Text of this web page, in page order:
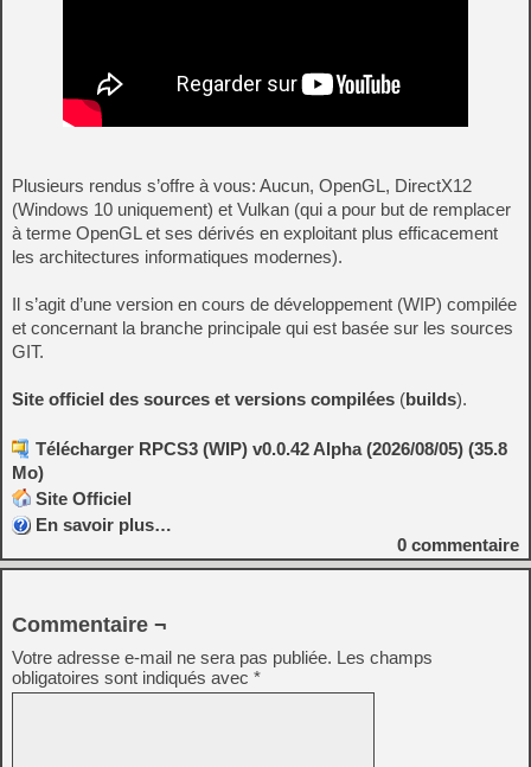
Plusieurs rendus s’offre à vous: Aucun, OpenGL, DirectX12
(Windows 10 uniquement) et Vulkan (qui a pour but de remplacer
à terme OpenGL et ses dérivés en exploitant plus efficacement
les architectures informatiques modernes).
Il s’agit d’une version en cours de développement (WIP) compilée
et concernant la branche principale qui est basée sur les sources
GIT.
Site officiel des sources et versions compilées (builds).
Télécharger RPCS3 (WIP) v0.0.42 Alpha (2026/08/05) (35.8
Mo)
Site Officiel
En savoir plus…
0 commentaire
Commentaire ¬
Votre adresse e-mail ne sera pas publiée. Les champs
obligatoires sont indiqués avec *